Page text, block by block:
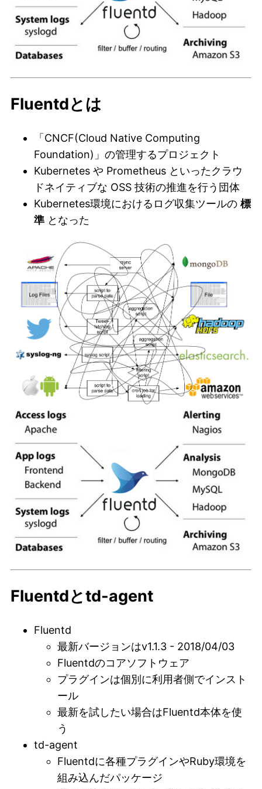
Fluentdとは
「CNCF(Cloud Native Computing
Foundation)」の管理するプロジェクト
Kubernetes や Prometheus といったクラウ
ドネイティブな OSS 技術の推進を行う団体
Kubernetes環境におけるログ収集ツールの 標
準 となった
Fluentdとtd-agent
Fluentd
最新バージョンはv1.1.3 - 2018/04/03
Fluentdのコアソフトウェア
プラグインは個別に利用者側でインスト
ール
最新を試したい場合はFluentd本体を使
う
td-agent
Fluentdに各種プラグインやRuby環境を
組み込んだパッケージ